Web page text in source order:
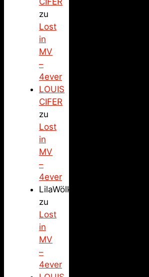
zu
Lost
in
MV
–
4ever
LOUIS
CIFER
zu
Lost
in
MV
–
4ever
LilaWölkchen
zu
Lost
in
MV
–
4ever